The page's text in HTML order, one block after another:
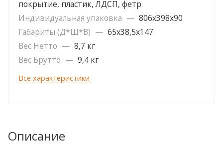
покрытие, пластик, ЛДСП, фетр
Индивидуальная упаковка — 806х398х90
Габариты (Д*Ш*В) — 65х38,5х147
Вес Нетто — 8,7 кг
Вес Брутто — 9,4 кг
Все характеристики
Описание